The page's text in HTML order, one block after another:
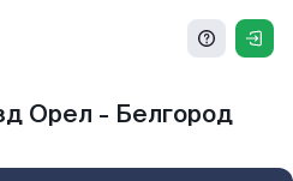
Орел - Белгород